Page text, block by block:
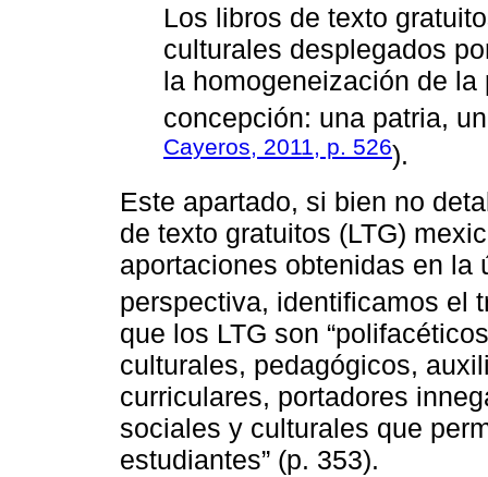
Los libros de texto
culturales desplegados
la homogeneización de
concepción: una patria,
Cayeros, 2011, p. 526).
Este apartado, si bien no
de texto gratuitos (LTG)
aportaciones obtenidas en la
perspectiva, identificamos el
que los LTG son
culturales, pedagógicos,
curriculares, portadores
sociales y culturales que
estudiantes” (p. 353).